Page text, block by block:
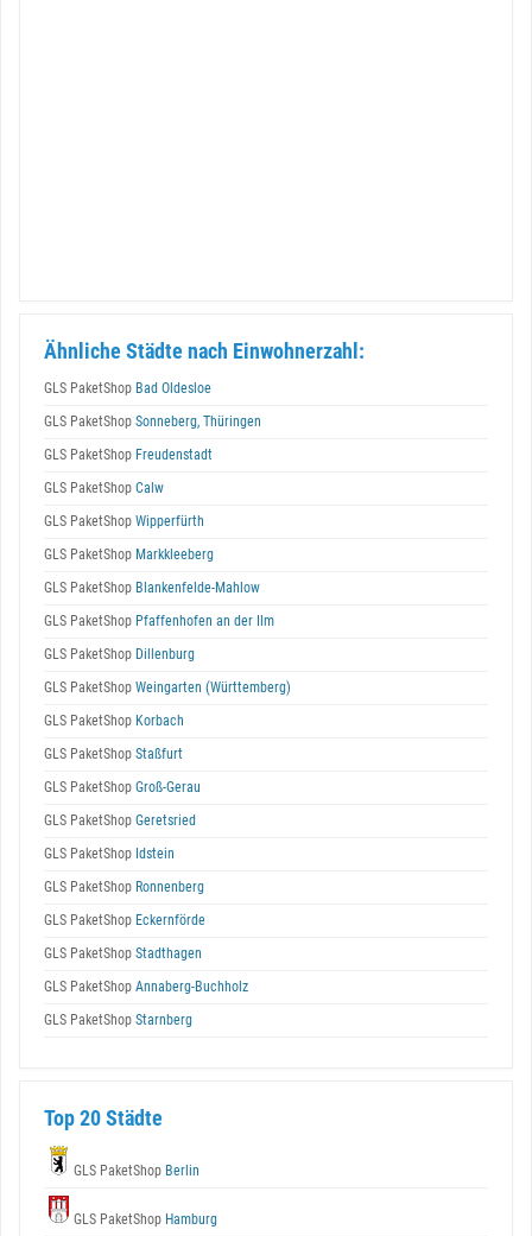
Ähnliche Städte nach Einwohnerzahl:
GLS PaketShop Bad Oldesloe
GLS PaketShop Sonneberg, Thüringen
GLS PaketShop Freudenstadt
GLS PaketShop Calw
GLS PaketShop Wipperfürth
GLS PaketShop Markkleeberg
GLS PaketShop Blankenfelde-Mahlow
GLS PaketShop Pfaffenhofen an der Ilm
GLS PaketShop Dillenburg
GLS PaketShop Weingarten (Württemberg)
GLS PaketShop Korbach
GLS PaketShop Staßfurt
GLS PaketShop Groß-Gerau
GLS PaketShop Geretsried
GLS PaketShop Idstein
GLS PaketShop Ronnenberg
GLS PaketShop Eckernförde
GLS PaketShop Stadthagen
GLS PaketShop Annaberg-Buchholz
GLS PaketShop Starnberg
Top 20 Städte
GLS PaketShop Berlin
GLS PaketShop Hamburg